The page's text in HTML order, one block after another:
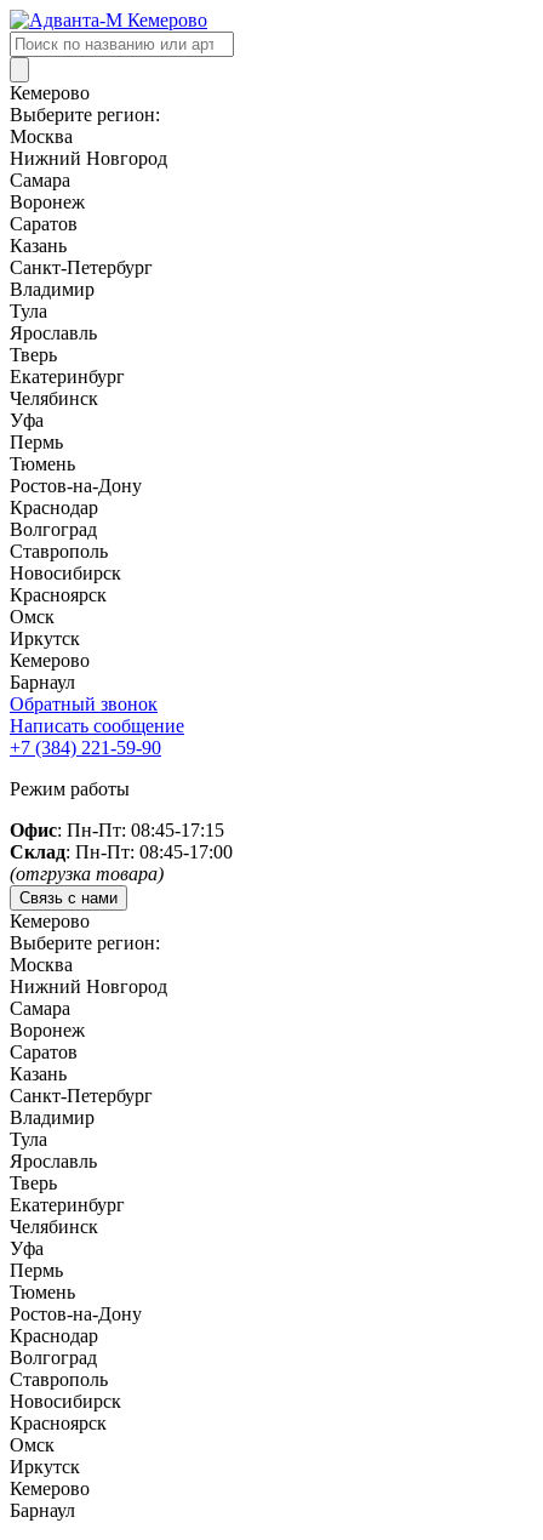
Поиск
товаров
Кемерово
Выберите регион:
Москва
Нижний Новгород
Самара
Воронеж
Саратов
Казань
Санкт-Петербург
Владимир
Тула
Ярославль
Тверь
Екатеринбург
Челябинск
Уфа
Пермь
Тюмень
Ростов-на-Дону
Краснодар
Волгоград
Ставрополь
Новосибирск
Красноярск
Омск
Иркутск
Кемерово
Барнаул
Обратный звонок
Написать сообщение
+7 (384) 221-59-90
Режим работы
Офис: Пн-Пт: 08:45-17:15
Склад: Пн-Пт: 08:45-17:00
(отгрузка товара)
Связь с нами
Кемерово
Выберите регион:
Москва
Нижний Новгород
Самара
Воронеж
Саратов
Казань
Санкт-Петербург
Владимир
Тула
Ярославль
Тверь
Екатеринбург
Челябинск
Уфа
Пермь
Тюмень
Ростов-на-Дону
Краснодар
Волгоград
Ставрополь
Новосибирск
Красноярск
Омск
Иркутск
Кемерово
Барнаул